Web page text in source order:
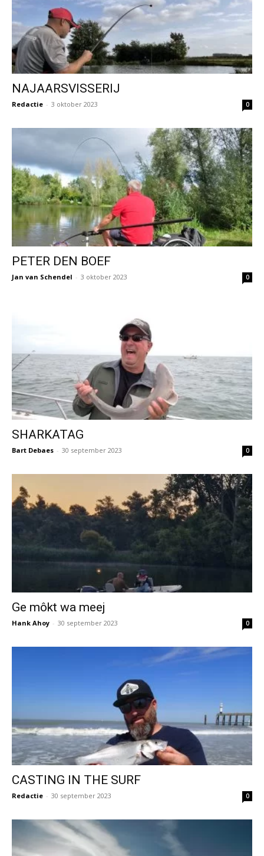
NAJAARSVISSERIJ
Redactie - 3 oktober 2023 0
PETER DEN BOEF
Jan van Schendel - 3 oktober 2023 0
SHARKATAG
Bart Debaes - 30 september 2023 0
Ge môkt wa meej
Hank Ahoy - 30 september 2023 0
CASTING IN THE SURF
Redactie - 30 september 2023 0